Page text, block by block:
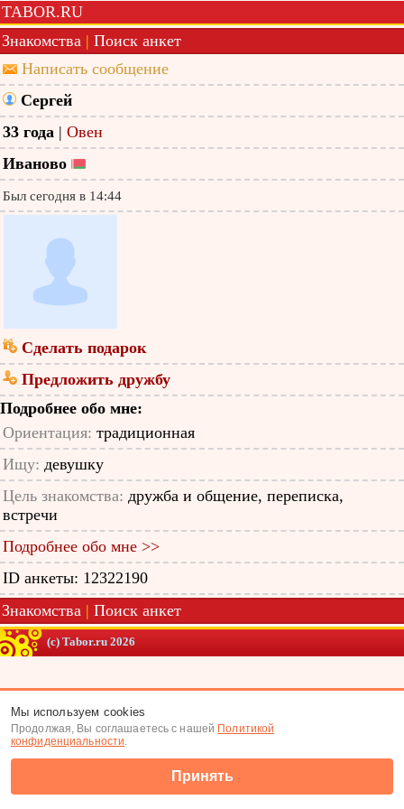
TABOR.RU
Знакомства | Поиск анкет
Написать сообщение
Сергей
33 года | Овен
Иваново
Был сегодня в 14:44
Сделать подарок
Предложить дружбу
Подробнее обо мне:
Ориентация: традиционная
Ищу: девушку
Цель знакомства: дружба и общение, переписка,
встречи
Подробнее обо мне >>
ID анкеты: 12322190
Знакомства | Поиск анкет
(c) Tabor.ru 2026
Мы используем cookies
Продолжая, Вы соглашаетесь с нашей Политикой
конфиденциальности.
Принять